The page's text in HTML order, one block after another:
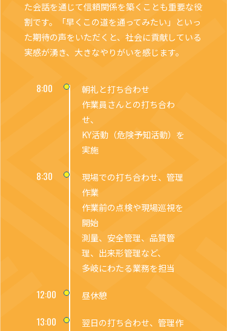
た会話を通じて信頼関係を築くことも重要な役
割です。「早くこの道を通ってみたい」といっ
た期待の声をいただくと、社会に貢献している
実感が湧き、大きなやりがいを感じます。
8:00
朝礼と打ち合わせ
作業員さんとの打ち合わ
せ、
KY活動（危険予知活動）を
実施
8:30
現場での打ち合わせ、管理
作業
作業前の点検や現場巡視を
開始
測量、安全管理、品質管
理、出来形管理など、
多岐にわたる業務を担当
12:00 昼休憩
13:00
翌日の打ち合わせ、管理作